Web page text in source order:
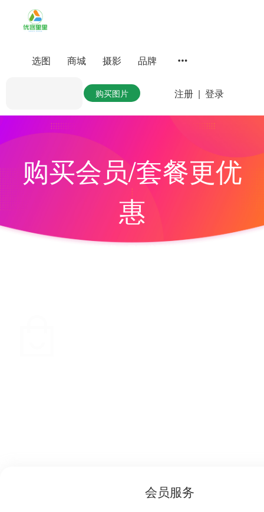
选图 商城 摄影 品牌
注册 | 登录
购买图片
购买会员/套餐更优
惠
全站图片随心下载，已下载图片可永久使用
会员服务